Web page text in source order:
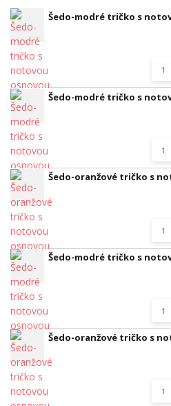
Šedo-modré tričko s
Šedo-modré tričko s
Šedo-oranžové tričko s
Šedo-modré tričko s
Šedo-oranžové tričko s